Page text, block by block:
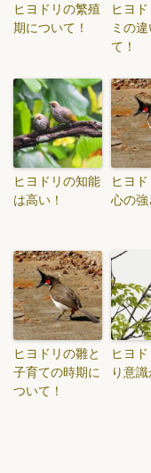
ヒヨドリの繁殖
期について！
ヒヨ
ミの
て！
ヒヨドリの知能
は高い！
ヒヨ
心の強
ヒヨドリの雛と
子育ての時期に
ついて！
ヒヨ
り意